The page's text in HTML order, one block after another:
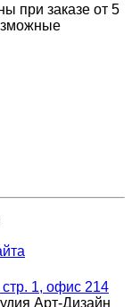
при заказе от 5
1, офис 214
Арт-Дизайн